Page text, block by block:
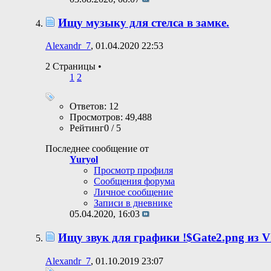
Ищу музыку для стелса в замке.
Alexandr_7, 01.04.2020 22:53
2 Страницы •
1 2
Ответов: 12
Просмотров: 49,488
Рейтинг0 / 5
Последнее сообщение от
Yuryol
Просмотр профиля
Сообщения форума
Личное сообщение
Записи в дневнике
05.04.2020, 16:03
Ищу звук для графики !$Gate2.png из
Alexandr_7, 01.10.2019 23:07